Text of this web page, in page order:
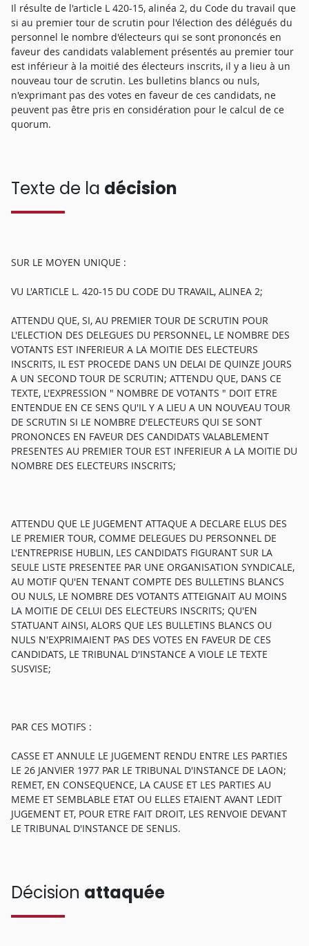
Il résulte de l'article L 420-15, alinéa 2, du Code du travail que
si au premier tour de scrutin pour l'élection des délégués du
personnel le nombre d'électeurs qui se sont prononcés en
faveur des candidats valablement présentés au premier tour
est inférieur à la moitié des électeurs inscrits, il y a lieu à un
nouveau tour de scrutin. Les bulletins blancs ou nuls,
n'exprimant pas des votes en faveur de ces candidats, ne
peuvent pas être pris en considération pour le calcul de ce
quorum.
Texte de la décision
SUR LE MOYEN UNIQUE :
VU L'ARTICLE L. 420-15 DU CODE DU TRAVAIL, ALINEA 2;
ATTENDU QUE, SI, AU PREMIER TOUR DE SCRUTIN POUR
L'ELECTION DES DELEGUES DU PERSONNEL, LE NOMBRE DES
VOTANTS EST INFERIEUR A LA MOITIE DES ELECTEURS
INSCRITS, IL EST PROCEDE DANS UN DELAI DE QUINZE JOURS
A UN SECOND TOUR DE SCRUTIN; ATTENDU QUE, DANS CE
TEXTE, L'EXPRESSION " NOMBRE DE VOTANTS " DOIT ETRE
ENTENDUE EN CE SENS QU'IL Y A LIEU A UN NOUVEAU TOUR
DE SCRUTIN SI LE NOMBRE D'ELECTEURS QUI SE SONT
PRONONCES EN FAVEUR DES CANDIDATS VALABLEMENT
PRESENTES AU PREMIER TOUR EST INFERIEUR A LA MOITIE DU
NOMBRE DES ELECTEURS INSCRITS;
ATTENDU QUE LE JUGEMENT ATTAQUE A DECLARE ELUS DES
LE PREMIER TOUR, COMME DELEGUES DU PERSONNEL DE
L'ENTREPRISE HUBLIN, LES CANDIDATS FIGURANT SUR LA
SEULE LISTE PRESENTEE PAR UNE ORGANISATION SYNDICALE,
AU MOTIF QU'EN TENANT COMPTE DES BULLETINS BLANCS
OU NULS, LE NOMBRE DES VOTANTS ATTEIGNAIT AU MOINS
LA MOITIE DE CELUI DES ELECTEURS INSCRITS; QU'EN
STATUANT AINSI, ALORS QUE LES BULLETINS BLANCS OU
NULS N'EXPRIMAIENT PAS DES VOTES EN FAVEUR DE CES
CANDIDATS, LE TRIBUNAL D'INSTANCE A VIOLE LE TEXTE
SUSVISE;
PAR CES MOTIFS :
CASSE ET ANNULE LE JUGEMENT RENDU ENTRE LES PARTIES
LE 26 JANVIER 1977 PAR LE TRIBUNAL D'INSTANCE DE LAON;
REMET, EN CONSEQUENCE, LA CAUSE ET LES PARTIES AU
MEME ET SEMBLABLE ETAT OU ELLES ETAIENT AVANT LEDIT
JUGEMENT ET, POUR ETRE FAIT DROIT, LES RENVOIE DEVANT
LE TRIBUNAL D'INSTANCE DE SENLIS.
Décision attaquée